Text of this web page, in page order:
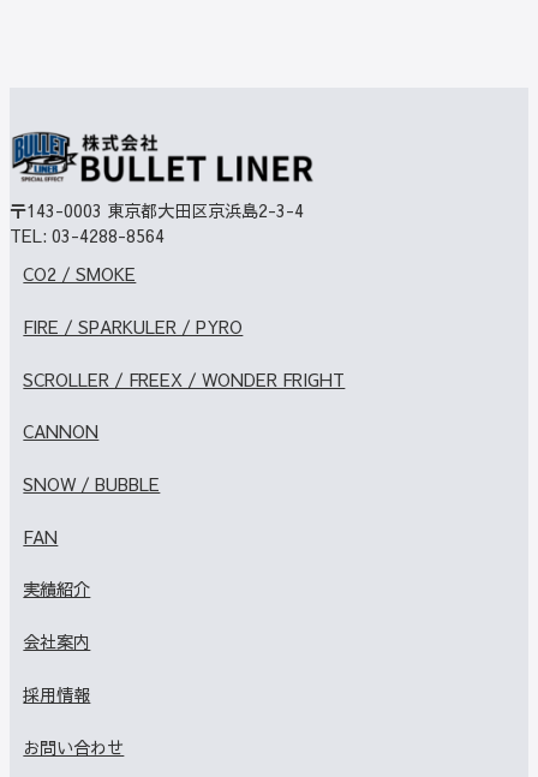
〒143-0003 東京都大田区京浜島2-3-4
TEL: 03-4288-8564
CO2 / SMOKE
FIRE / SPARKULER / PYRO
SCROLLER / FREEX / WONDER FRIGHT
CANNON
SNOW / BUBBLE
FAN
実績紹介
会社案内
採用情報
お問い合わせ